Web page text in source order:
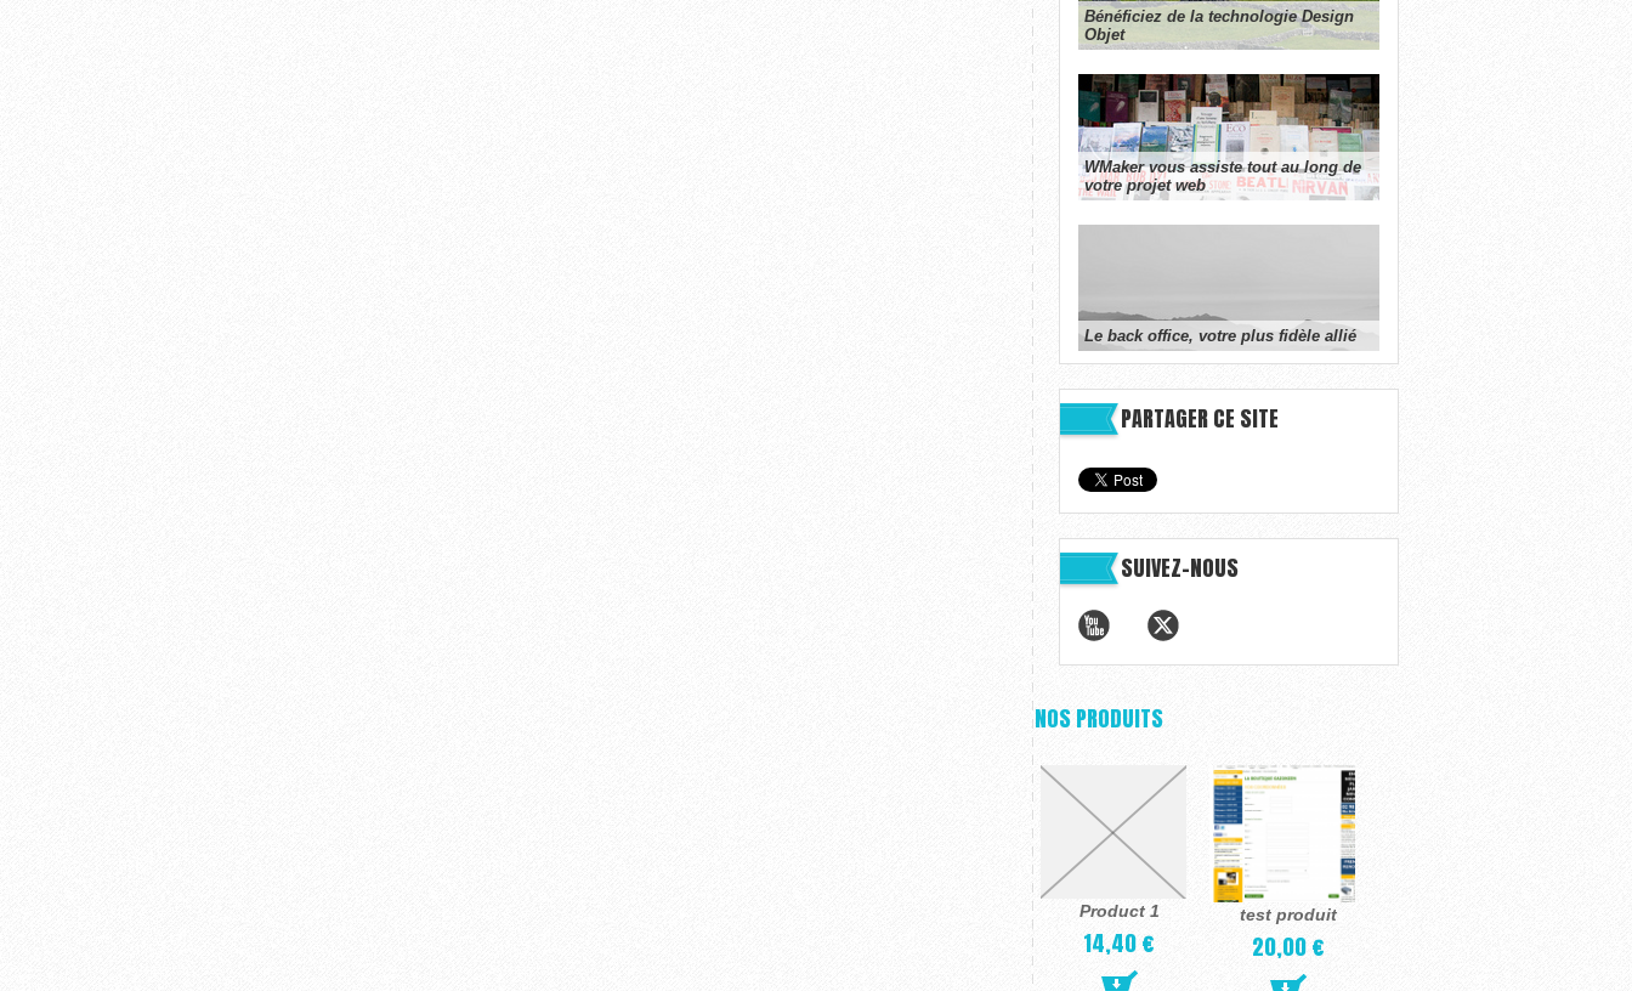
Bénéficiez de la technologie Design
Objet
WMaker vous assiste tout au long de
votre projet web
Le back office, votre plus fidèle allié
PARTAGER CE SITE
SUIVEZ-NOUS
NOS PRODUITS
Product 1
14,40 €
test produit
20,00 €